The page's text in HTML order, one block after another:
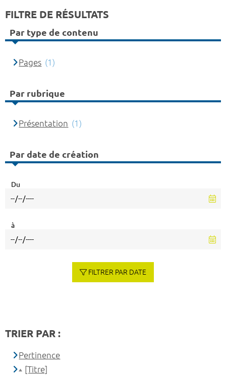
FILTRE DE RÉSULTATS
Par type de contenu
Pages (1)
Par rubrique
Présentation (1)
Par date de création
Du
à
FILTRER PAR DATE
TRIER PAR :
Pertinence
[Titre]